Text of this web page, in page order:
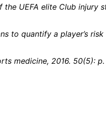
UEFA elite Club injury
to quantify a player’s
medicine, 2016. 50(5): p.